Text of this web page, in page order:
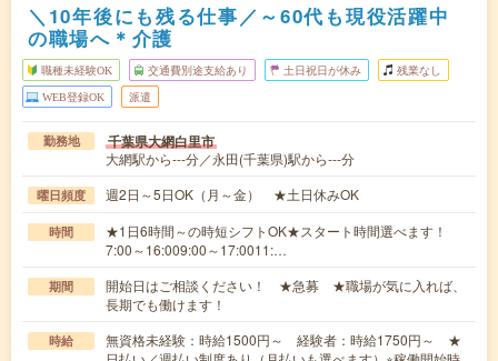
＼10年後にも残る仕事／～60代も現役活躍中
の職場へ＊介護
職種未経験OK 交通費別途支給あり 土日祝日が休み 残業なし
WEB登録OK 派遣
勤務地 千葉県大網白里市
大網駅から---分／永田(千葉県)駅から---分
曜日頻度 週2日～5日OK（月～金） ★土日休みOK
時間
★1日6時間～の時短シフトOK★スタート時間選べます！
7:00～16:009:00～17:0011:…
期間
開始日はご相談ください！ ★急募 ★職場が気に入れば、
長期でも働けます！
時給
無資格未経験：時給1500円～ 経験者：時給1750円～ ★